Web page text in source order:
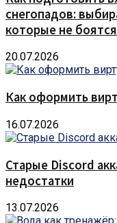
снегопадов:
которые не
20.07.2026
Как оформить
16.07.2026
Старые Discord
недостатки
13.07.2026